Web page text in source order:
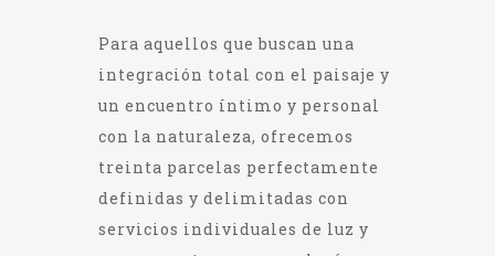
Para aquellos que buscan una
integración total con el paisaje y
un encuentro íntimo y personal
con la naturaleza, ofrecemos
treinta parcelas perfectamente
definidas y delimitadas con
servicios individuales de luz y